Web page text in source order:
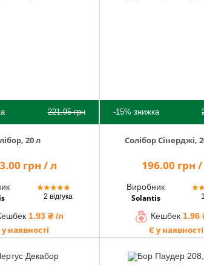
221.95грн
20 л
грн / л
★★★★★
2 відгука
1.93 ₴ /л
наявності
-15% знижка
Солібор Сінерджі,
196.00 грн
Виробник
Solantis
★
Кешбек 1.96
Є у наявності